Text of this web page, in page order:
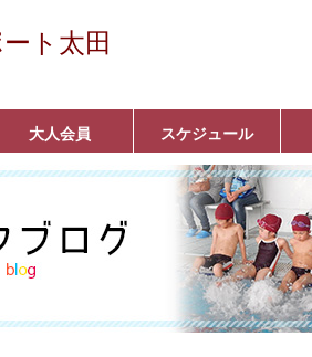
ト太田
大人会員
きいきコース
ライアスロン
ィットネス
会案内
スケジュール